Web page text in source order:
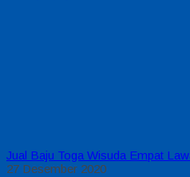
Jual Baju Toga Wisuda Empat
27 Desember 2020